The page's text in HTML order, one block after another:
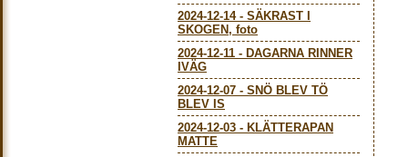
2024-12-14- SÄKRAST I
SKOGEN, foto
2024-12-11 - DAGARNA RINNER
IVÄG
2024-12-07 - SNÖ BLEV TÖ
BLEV IS
2024-12-03 - KLÄTTERAPAN
MATTE